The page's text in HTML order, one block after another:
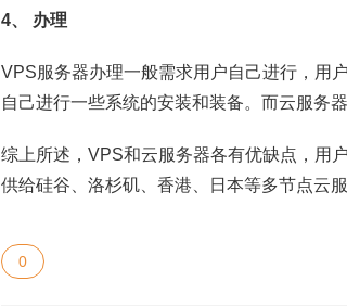
4、 办理
VPS服务器办理一般需求用户自己进行，用
自己进行一些系统的安装和装备。而云服务
综上所述，VPS和云服务器各有优缺点，用
供给硅谷、洛杉矶、香港、日本等多节点云
0